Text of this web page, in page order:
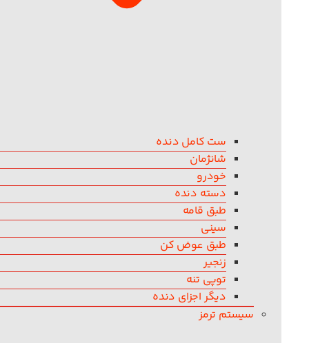
ست کامل دنده
شانژمان
خودرو
دسته دنده
طبق قامه
سینی
طبق عوض کن
زنجیر
توپی تنه
دیگر اجزای دنده
سیستم ترمز